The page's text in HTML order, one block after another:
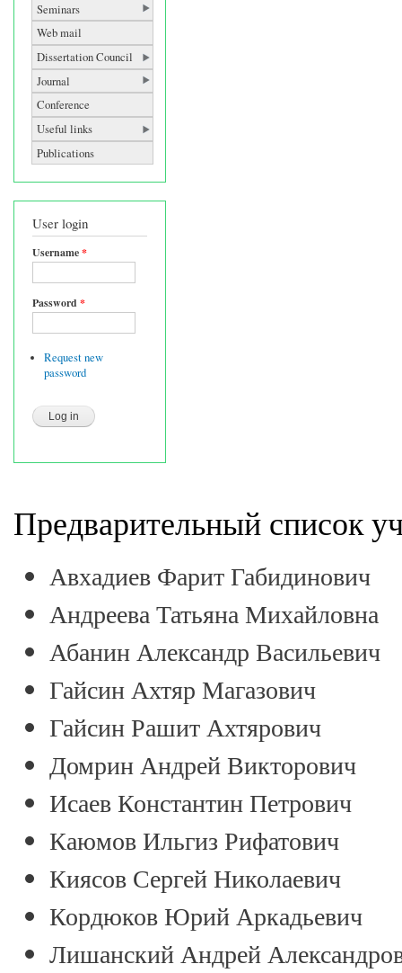
Seminars
Web mail
Dissertation Council
Journal
Conference
Useful links
Publications
User login
Username*
Password*
Request new
password
Предварительный список
Авхадиев Фарит Габидинович
Андреева Татьяна Михайловна
Абанин Александр Васильевич
Гайсин Ахтяр Магазович
Гайсин Рашит Ахтярович
Домрин Андрей Викторович
Исаев Константин Петрович
Каюмов Ильгиз Рифатович
Киясов Сергей Николаевич
Кордюков Юрий Аркадьевич
Лишанский Андрей